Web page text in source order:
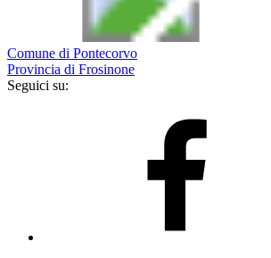
Comune di Pontecorvo
Provincia di Frosinone
Seguici su: